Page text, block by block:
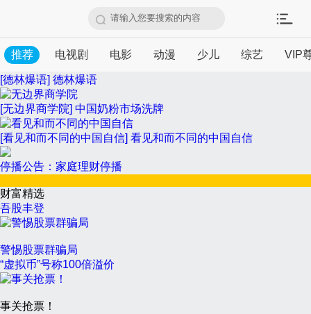
请输入您要搜索的内容
推荐 电视剧 电影 动漫 少儿 综艺 VIP
大咖对话
[张煜] 张煜
[德林爆语] 德林爆语
[无边界商学院] 中国奶粉市场洗牌
[看见和而不同的中国自信] 看见和而不同的中国自信
停播公告：家庭理财停播
财富精选
吾股丰登
警惕股票群骗局
“虚拟币”号称100倍溢价
事关抢票！